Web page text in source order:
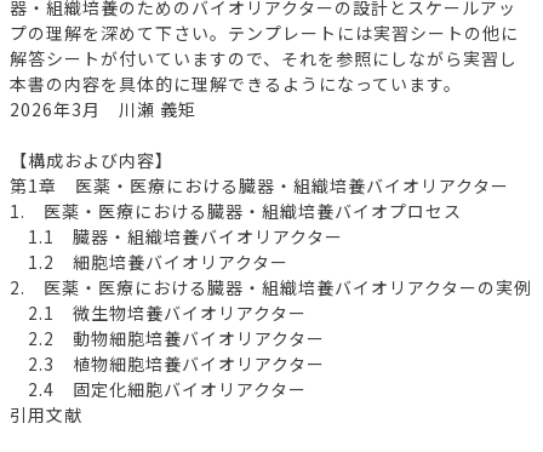
器・組織培養のためのバイオリアクターの設計とスケールアッ
プの理解を深めて下さい。テンプレートには実習シートの他に
解答シートが付いていますので、それを参照にしながら実習し
本書の内容を具体的に理解できるようになっています。
2026年3月 川瀬 義矩
【構成および内容】
第1章 医薬・医療における臓器・組織培養バイオリアクター
1. 医薬・医療における臓器・組織培養バイオプロセス
1.1 臓器・組織培養バイオリアクター
1.2 細胞培養バイオリアクター
2. 医薬・医療における臓器・組織培養バイオリアクターの実例
2.1 微生物培養バイオリアクター
2.2 動物細胞培養バイオリアクター
2.3 植物細胞培養バイオリアクター
2.4 固定化細胞バイオリアクター
引用文献